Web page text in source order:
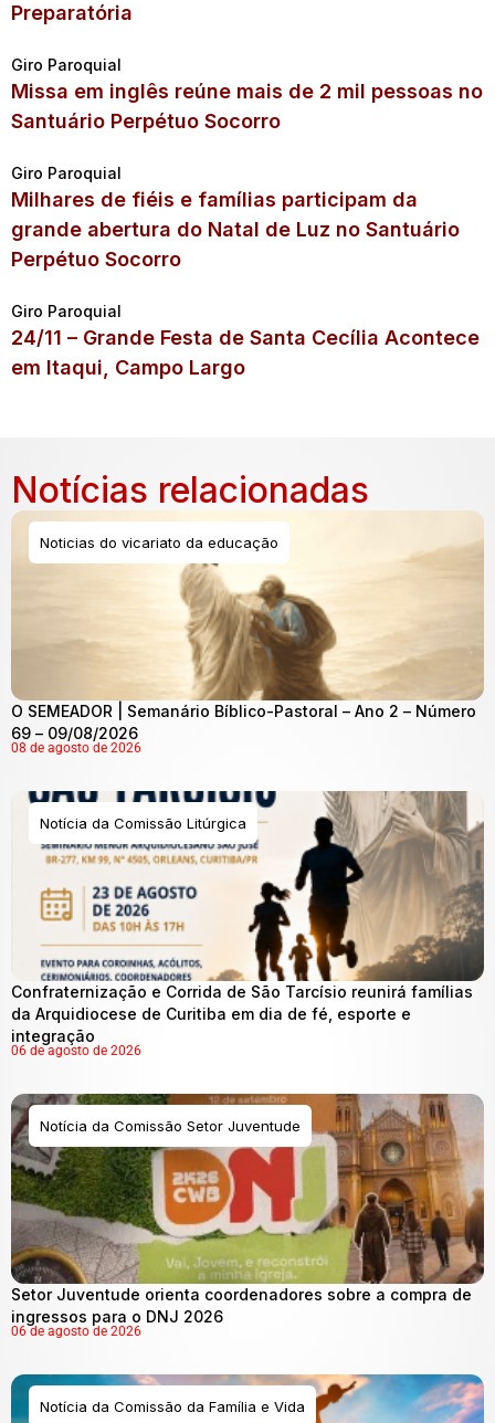
Preparatória
Giro Paroquial
Missa em inglês reúne mais de 2 mil pessoas no
Santuário Perpétuo Socorro
Giro Paroquial
Milhares de fiéis e famílias participam da
grande abertura do Natal de Luz no Santuário
Perpétuo Socorro
Giro Paroquial
24/11 – Grande Festa de Santa Cecília Acontece
em Itaqui, Campo Largo
Notícias relacionadas
Noticias do vicariato da educação
O SEMEADOR | Semanário Bíblico-Pastoral – Ano 2 – Número
69 – 09/08/2026
08 de agosto de 2026
Notícia da Comissão Litúrgica
Confraternização e Corrida de São Tarcísio reunirá famílias
da Arquidiocese de Curitiba em dia de fé, esporte e
integração
06 de agosto de 2026
Notícia da Comissão Setor Juventude
Setor Juventude orienta coordenadores sobre a compra de
ingressos para o DNJ 2026
06 de agosto de 2026
Notícia da Comissão da Família e Vida